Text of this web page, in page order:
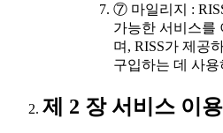
⑦ 마일리지 :
가능한 서비스를
며, RISS가 제공
구입하는 데 사
제 2 장 서비스 이